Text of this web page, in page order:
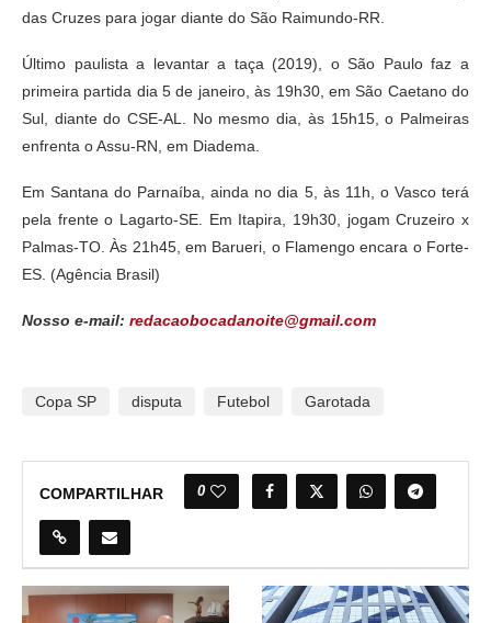
das Cruzes para jogar diante do São Raimundo-RR.
Último paulista a levantar a taça (2019), o São Paulo faz a
primeira partida dia 5 de janeiro, às 19h30, em São Caetano do
Sul, diante do CSE-AL. No mesmo dia, às 15h15, o Palmeiras
enfrenta o Assu-RN, em Diadema.
Em Santana do Parnaíba, ainda no dia 5, às 11h, o Vasco terá
pela frente o Lagarto-SE. Em Itapira, 19h30, jogam Cruzeiro x
Palmas-TO. Às 21h45, em Barueri, o Flamengo encara o Forte-
ES. (Agência Brasil)
Nosso e-mail: redacaobocadanoite@gmail.com
Copa SP disputa Futebol Garotada
COMPARTILHAR 0